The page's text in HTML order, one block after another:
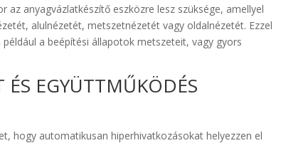
az anyagvázlatkészítő eszközre lesz szüksége, amellyel
alulnézetét, metszetnézetét vagy oldalnézetét. Ezzel
a beépítési állapotok metszeteit, vagy gyors
EGYÜTTMŰKÖDÉS
hogy automatikusan hiperhivatkozásokat helyezzen el